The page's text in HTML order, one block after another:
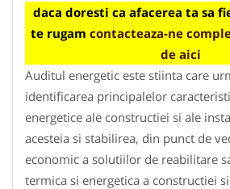
daca doresti ca afacerea ta sa
te rugam contacteaza-ne
de aici
Auditul energetic este stiinta care
identificarea principalelor
energetice ale constructiei si ale
acesteia si stabilirea, din punct de
economic a solutiilor de reabilitare
termica si energetica a constructiei